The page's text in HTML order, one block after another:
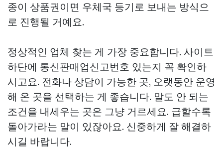
종이 상품권이면 우체국 등기로 보내는 방식으
로 진행될 거예요.
정상적인 업체 찾는 게 가장 중요합니다. 사이트
하단에 통신판매업신고번호 있는지 꼭 확인하
시고요. 전화나 상담이 가능한 곳, 오랫동안 운영
해 온 곳을 선택하는 게 좋습니다. 말도 안 되는
조건을 내세우는 곳은 그냥 거르세요. 급할수록
돌아가라는 말이 있잖아요. 신중하게 잘 해결하
시길 바랍니다.